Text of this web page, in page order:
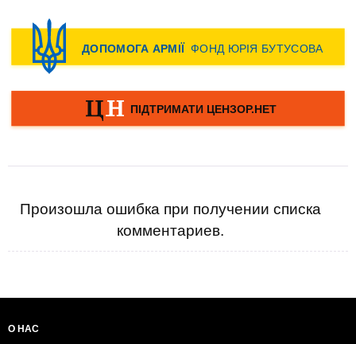
Произошла ошибка при получении списка
комментариев.
О НАС